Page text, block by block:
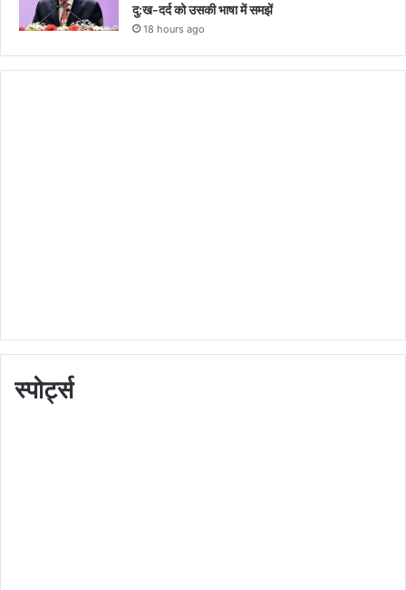
दु:ख-दर्द को उसकी भाषा में समझें
18 hours ago
स्पोर्ट्स